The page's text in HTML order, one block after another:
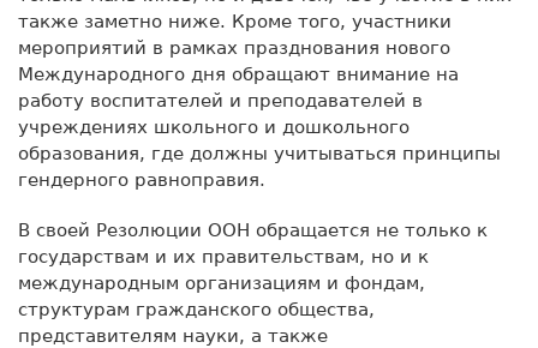
также заметно ниже. Кроме того, участники
мероприятий в рамках празднования нового
Международного дня обращают внимание на
работу воспитателей и преподавателей в
учреждениях школьного и дошкольного
образования, где должны учитываться принципы
гендерного равноправия.
В своей Резолюции ООН обращается не только к
государствам и их правительствам, но и к
международным организациям и фондам,
структурам гражданского общества,
представителям науки, а также